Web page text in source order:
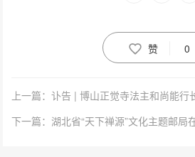
赞 0
下一篇：湖北省“天下禅源”文化主题邮局